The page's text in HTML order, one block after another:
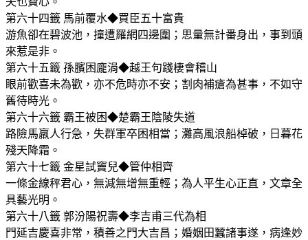
第六十四籤 馬前覆水◆買臣五十富貴
游魚卻在碧波池，撞遭羅網四邊圍；思量無計番身出，事到頭
來惹是非。
第六十五籤 孫臏困龐涓◆越王句踐棲會稽山
眼前歡喜未為歡，亦不危時亦不安；割肉補瘡為甚事，不如守
舊待時光。
第六十六籤 霸王被困◆楚霸王陰陵失道
路險馬羸人行急，失群軍卒困相當；灘高風浪船棹破，日暮花
殘天降霜。
第六十七籤 金星試竇兒◆管仲相齊
一條金線秤君心，無減無增無重輕；為人平生心正直，文章全
具藝光明。
第六十八籤 郭汾陽祝壽◆李吉甫三代為相
門延吉慶喜非常，積善之門大吉昌；婚姻田蠶諸事遂，病逢妙